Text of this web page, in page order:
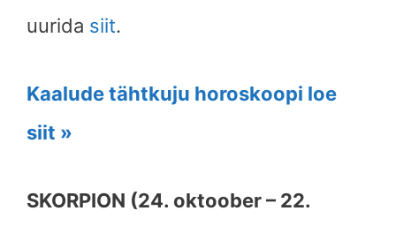
uurida siit.
Kaalude tähtkuju horoskoopi loe
siit »
SKORPION (24. oktoober – 22.